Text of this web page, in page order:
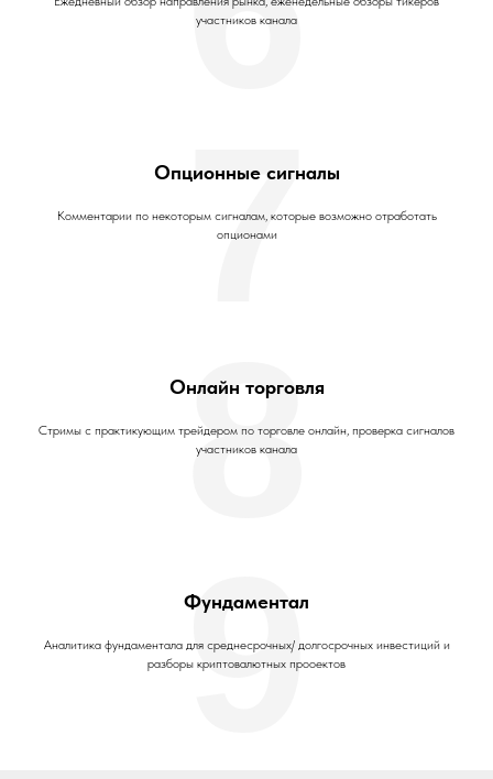
участников канала
Опционные сигналы
Комментарии по некоторым сигналам, которые возможно отработать
опционами
7
Онлайн торговля
Стримы с практикующим трейдером по торговле онлайн, проверка сигналов
участников канала
8
Фундаментал
Аналитика фундаментала для среднесрочных/ долгосрочных инвестиций и
разборы криптовалютных прооектов
9